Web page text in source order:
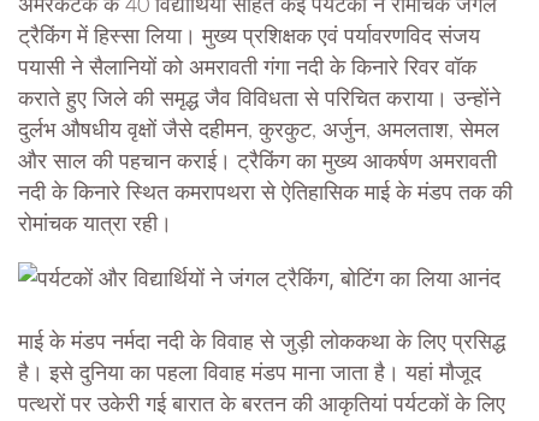
अमरकंटक के 40 विद्यार्थियों सहित कई पर्यटकों ने रोमांचक जंगल
ट्रैकिंग में हिस्सा लिया। मुख्य प्रशिक्षक एवं पर्यावरणविद संजय
पयासी ने सैलानियों को अमरावती गंगा नदी के किनारे रिवर वॉक
कराते हुए जिले की समृद्ध जैव विविधता से परिचित कराया। उन्होंने
दुर्लभ औषधीय वृक्षों जैसे दहीमन, कुरकुट, अर्जुन, अमलताश, सेमल
और साल की पहचान कराई। ट्रैकिंग का मुख्य आकर्षण अमरावती
नदी के किनारे स्थित कमरापथरा से ऐतिहासिक माई के मंडप तक की
रोमांचक यात्रा रही।
माई के मंडप नर्मदा नदी के विवाह से जुड़ी लोककथा के लिए प्रसिद्ध
है। इसे दुनिया का पहला विवाह मंडप माना जाता है। यहां मौजूद
पत्थरों पर उकेरी गई बारात के बरतन की आकृतियां पर्यटकों के लिए